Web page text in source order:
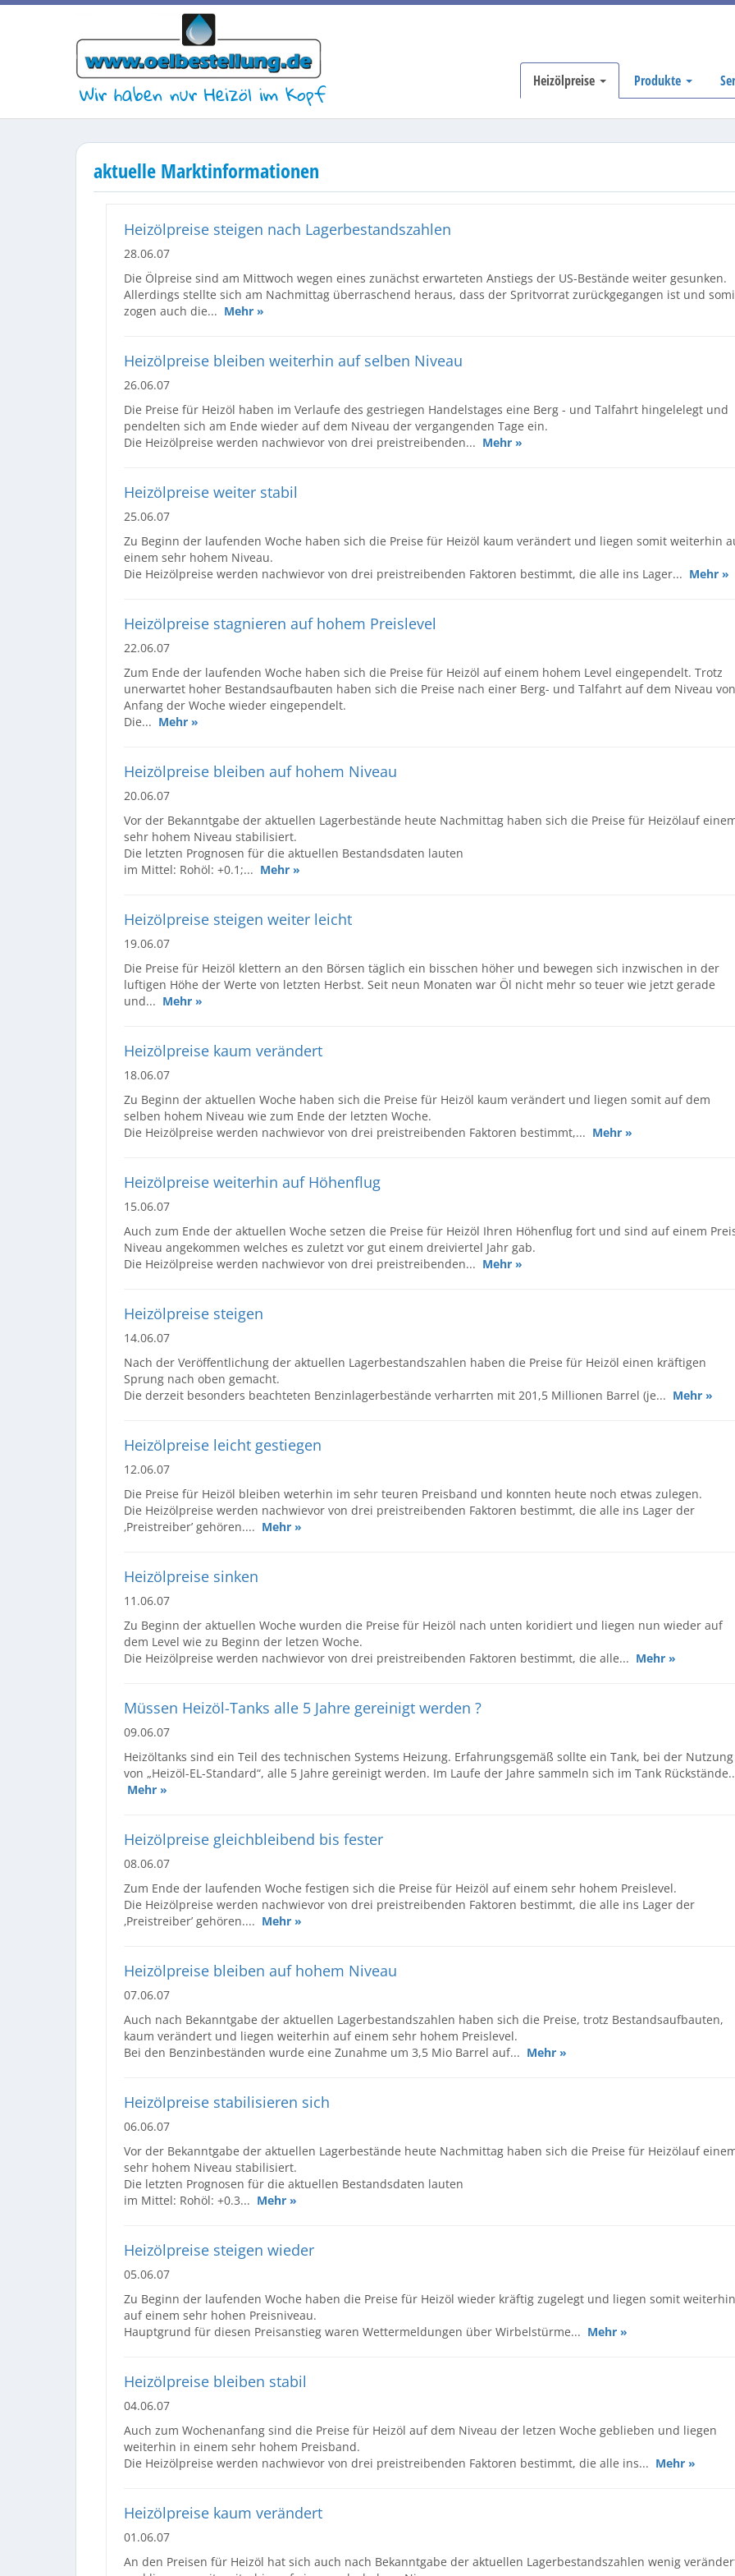
Wir haben nur Heizöl im Kopf Heizölpreise Produkte
aktuelle Marktinformationen
Heizölpreise steigen nach Lagerbestandszahlen
28.06.07
Die Ölpreise sind am Mittwoch wegen eines zunächst erwarteten Anstiegs der US-Bestände weiter gesunken.
Allerdings stellte sich am Nachmittag überraschend heraus, dass der Spritvorrat zurückgegangen ist und
zogen auch die... Mehr »
Heizölpreise bleiben weiterhin auf selben Niveau
26.06.07
Die Preise für Heizöl haben im Verlaufe des gestriegen Handelstages eine Berg - und Talfahrt hingelelegt und
pendelten sich am Ende wieder auf dem Niveau der vergangenden Tage ein.
Die Heizölpreise werden nachwievor von drei preistreibenden... Mehr »
Heizölpreise weiter stabil
25.06.07
Zu Beginn der laufenden Woche haben sich die Preise für Heizöl kaum verändert und liegen somit weiterhin
einem sehr hohem Niveau.
Die Heizölpreise werden nachwievor von drei preistreibenden Faktoren bestimmt, die alle ins Lager... Mehr »
Heizölpreise stagnieren auf hohem Preislevel
22.06.07
Zum Ende der laufenden Woche haben sich die Preise für Heizöl auf einem hohem Level eingependelt. Trotz
unerwartet hoher Bestandsaufbauten haben sich die Preise nach einer Berg- und Talfahrt auf dem Niveau von
Anfang der Woche wieder eingependelt.
Die... Mehr »
Heizölpreise bleiben auf hohem Niveau
20.06.07
Vor der Bekanntgabe der aktuellen Lagerbestände heute Nachmittag haben sich die Preise für Heizölauf
sehr hohem Niveau stabilisiert.
Die letzten Prognosen für die aktuellen Bestandsdaten lauten
im Mittel: Rohöl: +0.1;... Mehr »
Heizölpreise steigen weiter leicht
19.06.07
Die Preise für Heizöl klettern an den Börsen täglich ein bisschen höher und bewegen sich inzwischen in der
luftigen Höhe der Werte von letzten Herbst. Seit neun Monaten war Öl nicht mehr so teuer wie jetzt gerade
und... Mehr »
Heizölpreise kaum verändert
18.06.07
Zu Beginn der aktuellen Woche haben sich die Preise für Heizöl kaum verändert und liegen somit auf dem
selben hohem Niveau wie zum Ende der letzten Woche.
Die Heizölpreise werden nachwievor von drei preistreibenden Faktoren bestimmt,... Mehr »
Heizölpreise weiterhin auf Höhenflug
15.06.07
Auch zum Ende der aktuellen Woche setzen die Preise für Heizöl Ihren Höhenflug fort und sind auf einem
Niveau angekommen welches es zuletzt vor gut einem dreiviertel Jahr gab.
Die Heizölpreise werden nachwievor von drei preistreibenden... Mehr »
Heizölpreise steigen
14.06.07
Nach der Veröffentlichung der aktuellen Lagerbestandszahlen haben die Preise für Heizöl einen kräftigen
Sprung nach oben gemacht.
Die derzeit besonders beachteten Benzinlagerbestände verharrten mit 201,5 Millionen Barrel (je... Mehr »
Heizölpreise leicht gestiegen
12.06.07
Die Preise für Heizöl bleiben weterhin im sehr teuren Preisband und konnten heute noch etwas zulegen.
Die Heizölpreise werden nachwievor von drei preistreibenden Faktoren bestimmt, die alle ins Lager der
‚Preistreiber’ gehören.... Mehr »
Heizölpreise sinken
11.06.07
Zu Beginn der aktuellen Woche wurden die Preise für Heizöl nach unten koridiert und liegen nun wieder auf
dem Level wie zu Beginn der letzen Woche.
Die Heizölpreise werden nachwievor von drei preistreibenden Faktoren bestimmt, die alle... Mehr »
Müssen Heizöl-Tanks alle 5 Jahre gereinigt werden ?
09.06.07
Heizöltanks sind ein Teil des technischen Systems Heizung. Erfahrungsgemäß sollte ein Tank, bei der Nutzung
von „Heizöl-EL-Standard“, alle 5 Jahre gereinigt werden. Im Laufe der Jahre sammeln sich im Tank
Mehr »
Heizölpreise gleichbleibend bis fester
08.06.07
Zum Ende der laufenden Woche festigen sich die Preise für Heizöl auf einem sehr hohem Preislevel.
Die Heizölpreise werden nachwievor von drei preistreibenden Faktoren bestimmt, die alle ins Lager der
‚Preistreiber’ gehören.... Mehr »
Heizölpreise bleiben auf hohem Niveau
07.06.07
Auch nach Bekanntgabe der aktuellen Lagerbestandszahlen haben sich die Preise, trotz Bestandsaufbauten,
kaum verändert und liegen weiterhin auf einem sehr hohem Preislevel.
Bei den Benzinbeständen wurde eine Zunahme um 3,5 Mio Barrel auf... Mehr »
Heizölpreise stabilisieren sich
06.06.07
Vor der Bekanntgabe der aktuellen Lagerbestände heute Nachmittag haben sich die Preise für Heizölauf
sehr hohem Niveau stabilisiert.
Die letzten Prognosen für die aktuellen Bestandsdaten lauten
im Mittel: Rohöl: +0.3... Mehr »
Heizölpreise steigen wieder
05.06.07
Zu Beginn der laufenden Woche haben die Preise für Heizöl wieder kräftig zugelegt und liegen somit weiterhin
auf einem sehr hohen Preisniveau.
Hauptgrund für diesen Preisanstieg waren Wettermeldungen über Wirbelstürme... Mehr »
Heizölpreise bleiben stabil
04.06.07
Auch zum Wochenanfang sind die Preise für Heizöl auf dem Niveau der letzen Woche geblieben und liegen
weiterhin in einem sehr hohem Preisband.
Die Heizölpreise werden nachwievor von drei preistreibenden Faktoren bestimmt, die alle ins... Mehr »
Heizölpreise kaum verändert
01.06.07
An den Preisen für Heizöl hat sich auch nach Bekanntgabe der aktuellen Lagerbestandszahlen wenig